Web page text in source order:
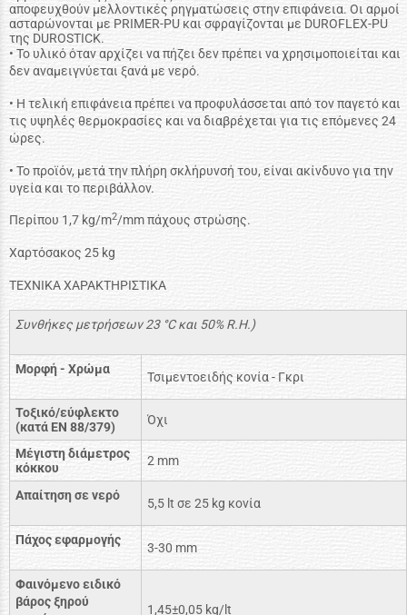
αποφευχθούν μελλοντικές ρηγματώσεις στην επιφάνεια. Οι αρμοί
ασταρώνονται με PRIMER-PU και σφραγίζονται με DUROFLEX-PU
της DUROSTICK.
• Το υλικό όταν αρχίζει να πήζει δεν πρέπει να χρησιμοποιείται και
δεν αναμειγνύεται ξανά με νερό.
• Η τελική επιφάνεια πρέπει να προφυλάσσεται από τον παγετό και
τις υψηλές θερμοκρασίες και να διαβρέχεται για τις επόμενες 24
ώρες.
• To προϊόν, μετά την πλήρη σκλήρυνσή του, είναι ακίνδυνο για την
υγεία και το περιβάλλον.
Περίπου 1,7 kg/m2/mm πάχους στρώσης.
Χαρτόσακος 25 kg
ΤΕΧΝΙΚΑ ΧΑΡΑΚΤΗΡΙΣΤΙΚΑ
Συνθήκες μετρήσεων 23 °C και 50% R.H.)
Μορφή - Χρώμα
Τσιμεντοειδής κονία - Γκρι
Toξικό/εύφλεκτο
(κατά ΕΝ 88/379)
Όχι
Μέγιστη διάμετρος
κόκκου
2 mm
Απαίτηση σε νερό
5,5 lt σε 25 kg κονία
Πάχος εφαρμογής
3-30 mm
Φαινόμενο ειδικό
βάρος ξηρού
1,45±0,05 kg/lt